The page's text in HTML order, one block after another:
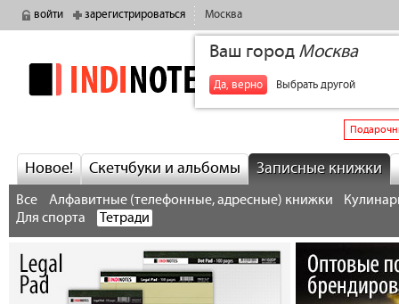
войти зарегистрироваться Москва
Ваш город Москва
Да, верно Выбрать другой
indinotes
Новое! Скетчбуки и альбомы Записные книжки
Все Алфавитные (телефонные, адресные) книжки
Для спорта
Тетради